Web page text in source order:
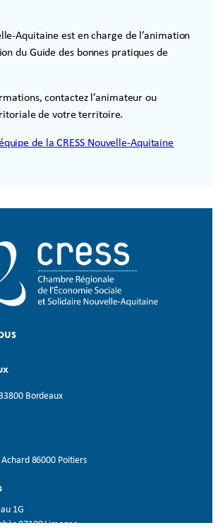
Aquitaine est en charge de l’animation
du Guide des bonnes pratiques de
contactez l’animateur ou
de votre territoire.
de la CRESS Nouvelle-Aquitaine
Bordeaux
86000 Poitiers
1G
87100 Limoges